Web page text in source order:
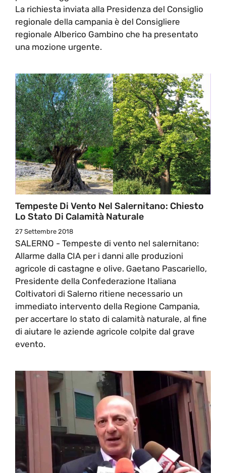
La richiesta inviata alla Presidenza del Consiglio
regionale della campania è del Consigliere
regionale Alberico Gambino che ha presentato
una mozione urgente.
Tempeste Di Vento Nel Salernitano: Chiesto
Lo Stato Di Calamità Naturale
27 Settembre 2018
SALERNO - Tempeste di vento nel salernitano:
Allarme dalla CIA per i danni alle produzioni
agricole di castagne e olive. Gaetano Pascariello,
Presidente della Confederazione Italiana
Coltivatori di Salerno ritiene necessario un
immediato intervento della Regione Campania,
per accertare lo stato di calamità naturale, al fine
di aiutare le aziende agricole colpite dal grave
evento.